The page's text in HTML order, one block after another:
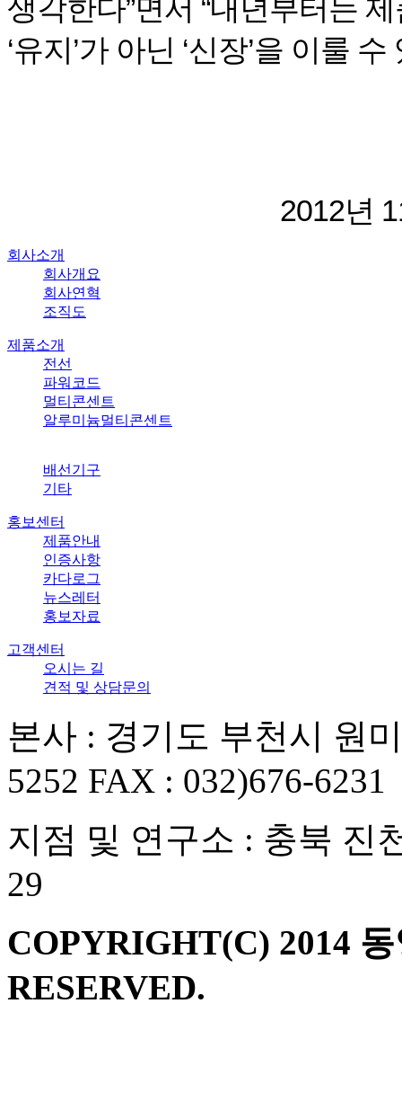
생각한다”면서 “내년부터는
‘유지’가 아닌 ‘신장’을 이룰
2012년
회사소개
회사개요
회사연혁
조직도
제품소개
전선
파워코드
멀티콘센트
알루미늄멀티콘센트
배선기구
기타
홍보센터
제품안내
인증사항
카다로그
뉴스레터
홍보자료
고객센터
오시는 길
견적 및 상담문의
본사 : 경기도 부천시 원
5252 FAX : 032)676-6231
지점 및 연구소 : 충북 진
29
COPYRIGHT(C) 2014
RESERVED.